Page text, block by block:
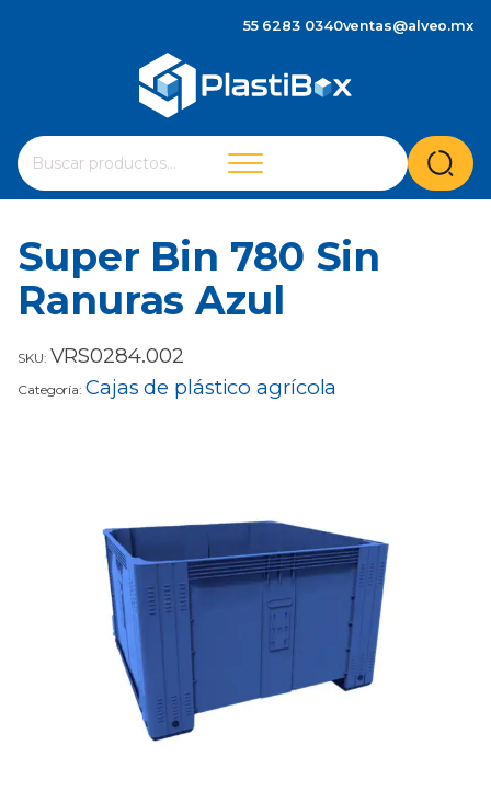
55 6283 0340ventas@alveo.mx
Buscar
por:
Cuando hay resultados autocompletados, puedes
Super Bin 780 Sin
Ranuras Azul
SKU: VRS0284.002
Categoría: Cajas de plástico agrícola